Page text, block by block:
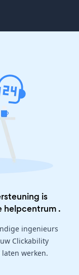
is
helpcentrum .
ingenieurs
Clickability
werken.